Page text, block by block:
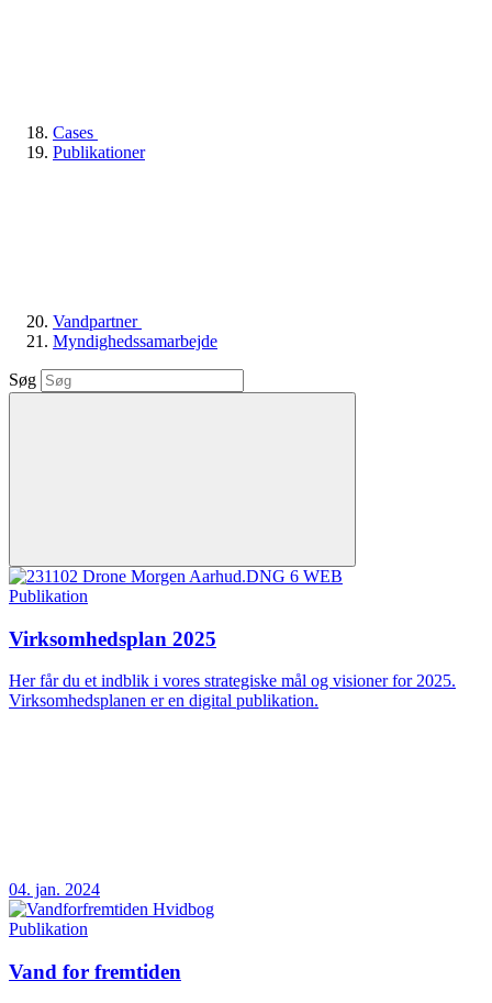
Cases
Publikationer
Vandpartner
Myndighedssamarbejde
Søg
Publikation
Virksomhedsplan 2025
Her får du et indblik i vores strategiske mål og visioner for 2025.
Virksomhedsplanen er en digital publikation.
04. jan. 2024
Publikation
Vand for fremtiden